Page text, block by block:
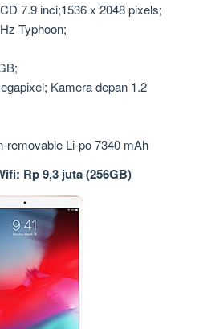
7.9 inci;1536 x 2048 pixels;
Typhoon;
Kamera depan 1.2
removable Li-po 7340 mAh
Rp 9,3 juta (256GB)